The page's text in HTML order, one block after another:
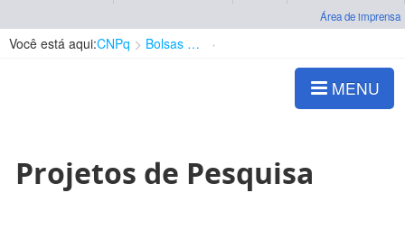
Área de imprensa
Você está aqui:CNPq Bolsas e Auxílios Vigentes
MENU
Projetos de Pesquisa